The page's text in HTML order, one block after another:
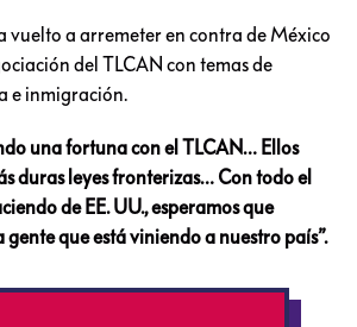
vuelto a arremeter en contra de México
del TLCAN con temas de
e inmigración.
una fortuna con el TLCAN… Ellos
duras leyes fronterizas… Con todo el
de EE. UU., esperamos que
que está viniendo a nuestro país”.